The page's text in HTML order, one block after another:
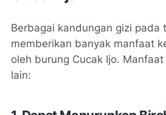
Berbagai kandungan gizi pada
memberikan banyak manfaat
oleh burung Cucak Ijo.
lain: